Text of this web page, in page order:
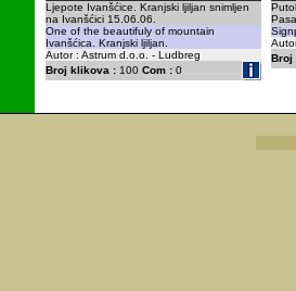
Ljepote Ivanšćice. Kranjski ljiljan snimljen
na Ivanšćici 15.06.06.
One of the beautifuly of mountain
Ivanšćica. Kranjski ljiljan.
Autor : Astrum d.o.o. - Ludbreg
Broj klikova :100 Com :0
Broj